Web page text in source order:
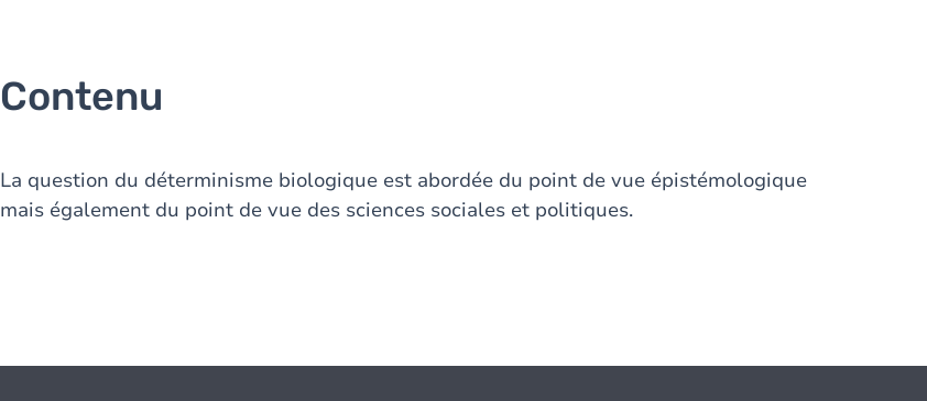
Contenu
La question du déterminisme biologique est abordée du point de vue épistémologique
mais également du point de vue des sciences sociales et politiques.